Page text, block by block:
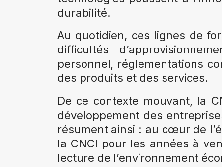
durabilité.
Au quotidien, ces lignes de
difficultés
personnel, réglementations
des produits et des services.
De ce contexte mouvant, la
développement des
résument ainsi : au cœur de
la CNCI pour les années à
lecture de l’environnement